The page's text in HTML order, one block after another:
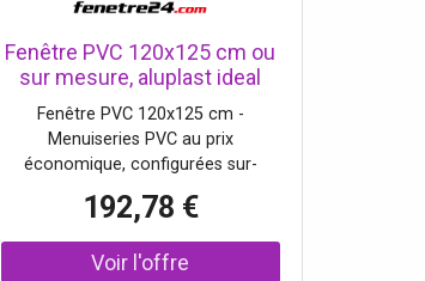
Fenêtre PVC 120x125 cm ou
sur mesure, aluplast ideal
4000, blanc, 1200x1250 mm,
fenêtre fixe, 1 vantail
Fenêtre PVC 120x125 cm -
Menuiseries PVC au prix
économique, configurées sur-
très bas - Excellente isolation -
Volets roulants en option.
192,78 €